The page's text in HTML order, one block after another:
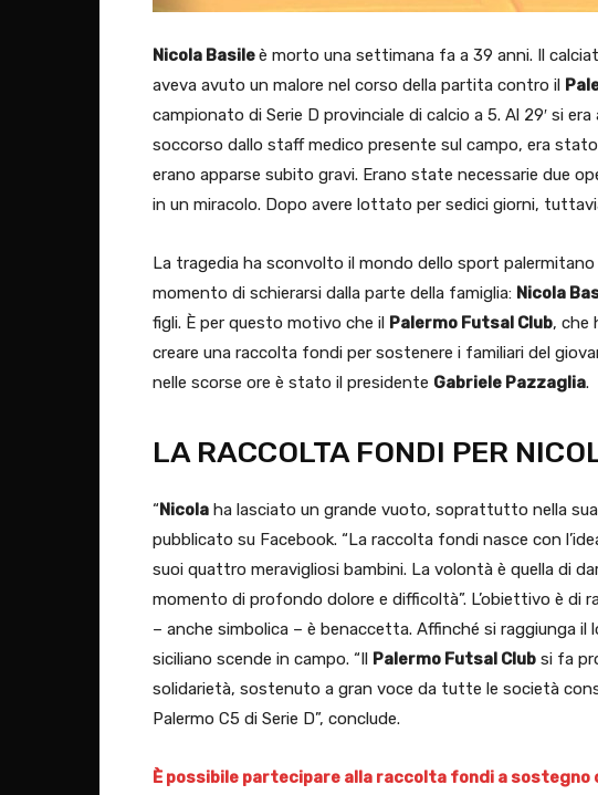
Nicola Basileè morto una settimana fa a 39 anni. Il
aveva avuto un malore nel corso della partita contro il
campionato di Serie D provinciale di calcio a 5. Al 29′ si
soccorso dallo staff medico presente sul campo, era
erano apparse subito gravi. Erano state necessarie due
in un miracolo. Dopo avere lottato per sedici giorni,
La tragedia ha sconvolto il mondo dello sport
momento di schierarsi dalla parte della famiglia: Nicola
figli. È per questo motivo che il Palermo Futsal Club, che
creare una raccolta fondi per sostenere i familiari del
nelle scorse ore è stato il presidente Gabriele Pazzaglia.
LA RACCOLTA FONDI PER
“Nicola ha lasciato un grande vuoto, soprattutto nella sua
pubblicato su Facebook. “La raccolta fondi nasce con
suoi quattro meravigliosi bambini. La volontà è quella di
momento di profondo dolore e difficoltà”. L’obiettivo è di
– anche simbolica – è benaccetta. Affinché si raggiunga
siciliano scende in campo. “Il Palermo Futsal Club si fa
solidarietà, sostenuto a gran voce da tutte le società
Palermo C5 di Serie D”, conclude.
È possibile partecipare alla raccolta fondi a sostegno